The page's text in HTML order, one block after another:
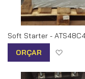
Soft Starter -
ORÇAR